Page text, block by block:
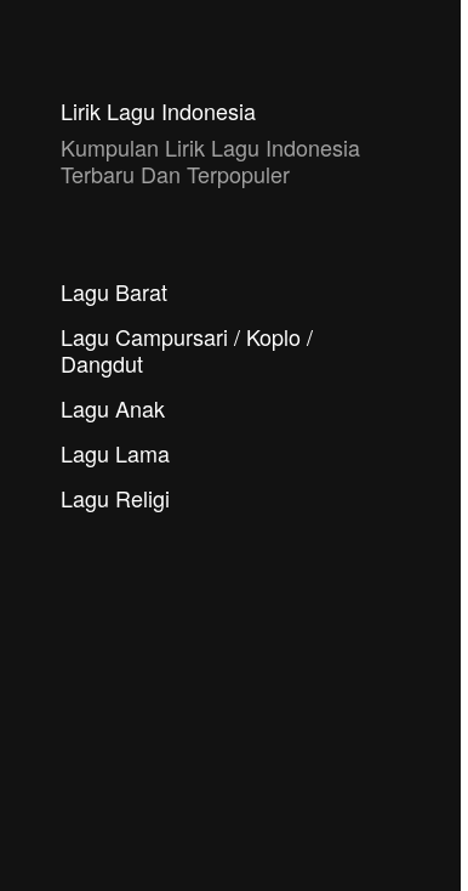
Lirik Lagu Indonesia
Kumpulan Lirik Lagu Indonesia
Terbaru Dan Terpopuler
Lagu Barat
Lagu Campursari / Koplo /
Dangdut
Lagu Anak
Lagu Lama
Lagu Religi